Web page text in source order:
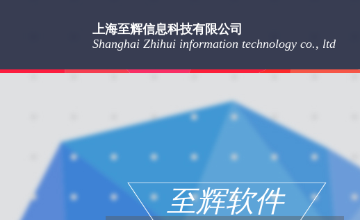
至辉软件
上海至辉信息科技有限公司
Shanghai Zhihui information technology co., ltd